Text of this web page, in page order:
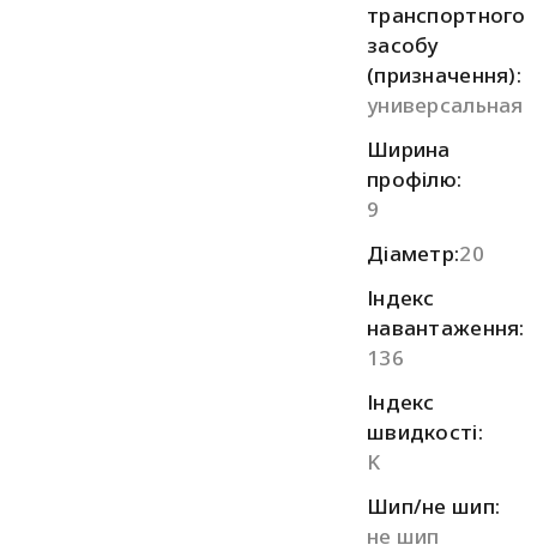
транспортного
засобу
(призначення):
универсальная
Ширина
профілю:
9
Діаметр:20
Індекс
навантаження:
136
Індекс
швидкості:
K
Шип/не шип:
не шип